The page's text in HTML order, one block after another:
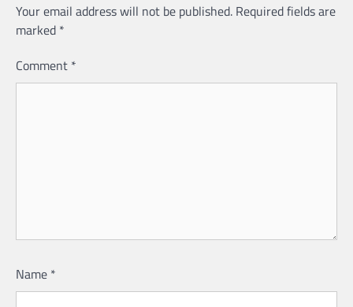
Your email address will not be published. Required fields are
marked *
Comment *
Name *